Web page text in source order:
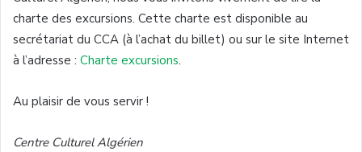
charte des excursions. Cette charte est disponible au
secrétariat du CCA (à l’achat du billet) ou sur le site Internet
à l’adresse : Charte excursions.
Au plaisir de vous servir !
Centre Culturel Algérien